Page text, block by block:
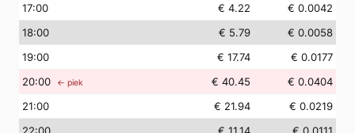
17:00 € 4.22
€ 0.0042
18:00 € 5.79
€ 0.0058
19:00 € 17.74
€ 0.0177
20:00 ← piek € 40.45
€ 0.0404
21:00 € 21.94
€ 0.0219